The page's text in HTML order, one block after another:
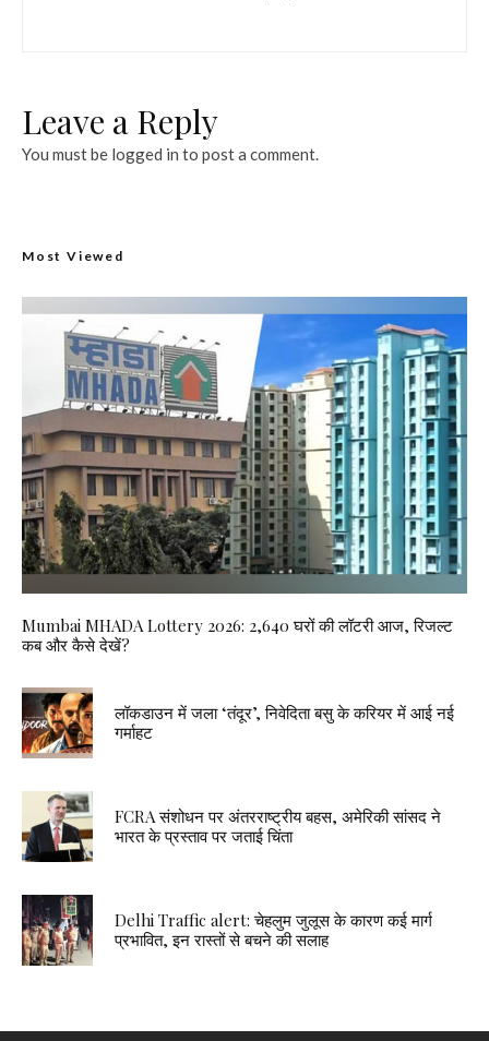
Leave a Reply
You must be logged in to post a comment.
Most Viewed
Mumbai MHADA Lottery 2026: 2,640 घरों की लॉटरी आज, रिजल्ट
कब और कैसे देखें?
लॉकडाउन में जला ‘तंदूर’, निवेदिता बसु के करियर में आई नई
गर्माहट
FCRA संशोधन पर अंतरराष्ट्रीय बहस, अमेरिकी सांसद ने
भारत के प्रस्ताव पर जताई चिंता
Delhi Traffic alert: चेहलुम जुलूस के कारण कई मार्ग
प्रभावित, इन रास्तों से बचने की सलाह